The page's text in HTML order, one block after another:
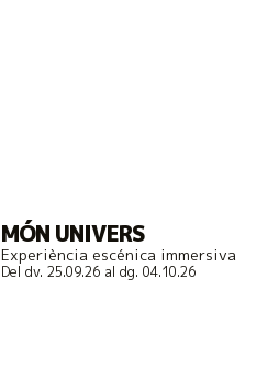
MÓN UNIVERS
Experiència escénica immersiva
Del dv. 25.09.26al dg. 04.10.26